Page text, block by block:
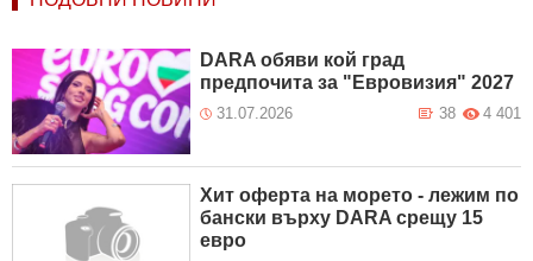
DARA обяви кой град
предпочита за "Евровизия" 2027
31.07.2026 4 401
38
Хит оферта на морето - лежим по
бански върху DARA срещу 15
евро